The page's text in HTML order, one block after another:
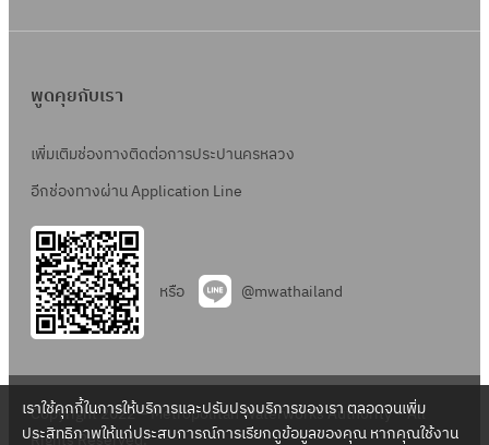
พูดคุยกับเรา
เพิ่มเติมช่องทางติดต่อการประปานครหลวง
อีกช่องทางผ่าน Application Line
หรือ @mwathailand
Copyright 2022 – Metropolitan Waterworks Authority – All
เราใช้คุกกี้ในการให้บริการและปรับปรุงบริการของเรา ตลอดจนเพิ่ม
ประสิทธิภาพให้แก่ประสบการณ์การเรียกดูข้อมูลของคุณ หากคุณใช้งาน